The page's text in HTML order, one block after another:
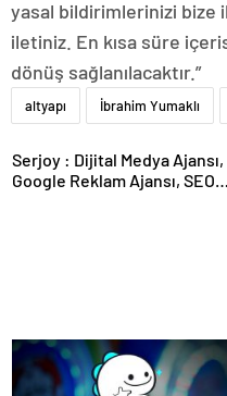
yasal bildirimlerinizi bize
iletiniz. En kısa süre
dönüş sağlanılacaktır.”
altyapı İbrahim Yumaklı
Serjoy : Dijital Medya Ajansı,
Google Reklam Ajansı, SEO